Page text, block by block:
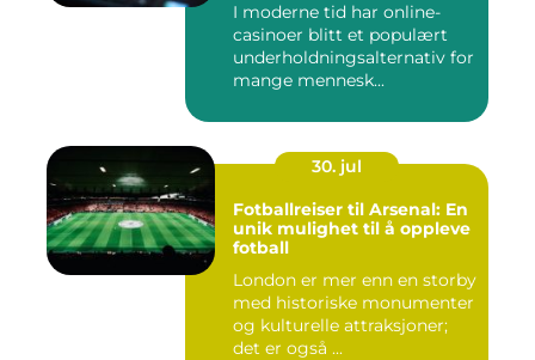
I moderne tid har online-
casinoer blitt et populært
underholdningsalternativ for
mange mennesk...
30. jul
Fotballreiser til Arsenal: En
unik mulighet til å oppleve
fotball
London er mer enn en storby
med historiske monumenter
og kulturelle attraksjoner;
det er også ...